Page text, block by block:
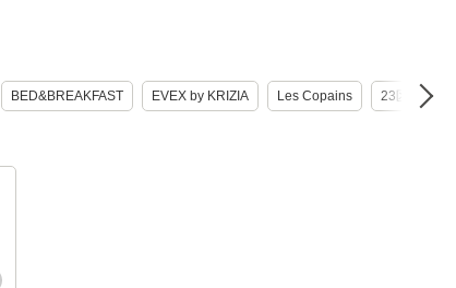
BED&BREAKFAST EVEX by KRIZIA Les Copains 23区